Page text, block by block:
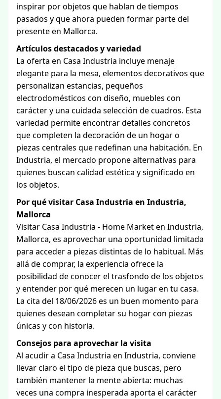
inspirar por objetos que hablan de tiempos
pasados y que ahora pueden formar parte del
presente en Mallorca.
Artículos destacados y variedad
La oferta en Casa Industria incluye menaje
elegante para la mesa, elementos decorativos que
personalizan estancias, pequeños
electrodomésticos con diseño, muebles con
carácter y una cuidada selección de cuadros. Esta
variedad permite encontrar detalles concretos
que completen la decoración de un hogar o
piezas centrales que redefinan una habitación. En
Industria, el mercado propone alternativas para
quienes buscan calidad estética y significado en
los objetos.
Por qué visitar Casa Industria en Industria,
Mallorca
Visitar Casa Industria - Home Market en Industria,
Mallorca, es aprovechar una oportunidad limitada
para acceder a piezas distintas de lo habitual. Más
allá de comprar, la experiencia ofrece la
posibilidad de conocer el trasfondo de los objetos
y entender por qué merecen un lugar en tu casa.
La cita del 18/06/2026 es un buen momento para
quienes desean completar su hogar con piezas
únicas y con historia.
Consejos para aprovechar la visita
Al acudir a Casa Industria en Industria, conviene
llevar claro el tipo de pieza que buscas, pero
también mantener la mente abierta: muchas
veces una compra inesperada aporta el carácter